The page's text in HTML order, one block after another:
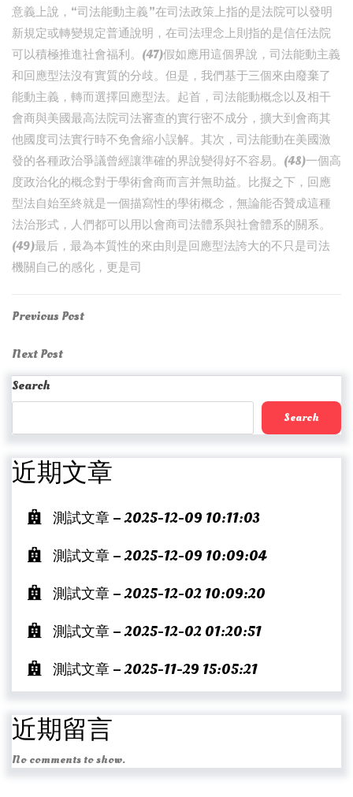
意義上說，“司法能動主義”在司法政策上指的是法院可以發明
新規定或轉變規定普通說明，在司法理念上則指的是信任法院
可以積極推進社會福利。(47)假如應用這個界說，司法能動主義
和回應型法沒有實質的分歧。但是，我們基于三個來由廢棄了
能動主義，轉而選擇回應型法。起首，司法能動概念以及相干
會商與美國最高法院司法審查的實行密不成分，擴大到會商其
他國度司法實行時不免會縮小誤解。其次，司法能動在美國激
發的各種政治爭議曾經讓準確的界說變得好不容易。(48)一個高
度政治化的概念對于學術會商而言并無助益。比擬之下，回應
型法自始至終就是一個描寫性的學術概念，無論能否贊成這種
法治形式，人們都可以用以會商司法體系與社會體系的關系。
(49)最后，最為本質性的來由則是回應型法誇大的不只是司法
機關自己的感化，更是司
Post
navigation
Previous
Previous Post
Next
Post
Next Post
Search
Search
近期文章
測試文章 – 2025-12-09 10:11:03
測試文章 – 2025-12-09 10:09:04
測試文章 – 2025-12-02 10:09:20
測試文章 – 2025-12-02 01:20:51
測試文章 – 2025-11-29 15:05:21
近期留言
No comments to show.